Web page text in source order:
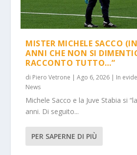
MISTER MICHELE SACCO
ANNI CHE NON SI
RACCONTO TUTTO…”
di Piero Vetrone |Ago 6, 2026 | In
News
Michele Sacco e la Juve Stabia si
anni. Di seguito...
PER SAPERNE DI PIÙ